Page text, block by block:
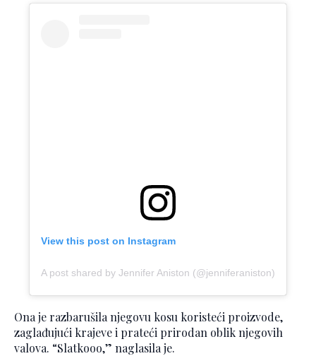
View this post on Instagram
A post shared by Jennifer Aniston (@jenniferaniston)
Ona je razbarušila njegovu kosu koristeći proizvode,
zaglađujući krajeve i prateći prirodan oblik njegovih
valova. “Slatkooo,” naglasila je.